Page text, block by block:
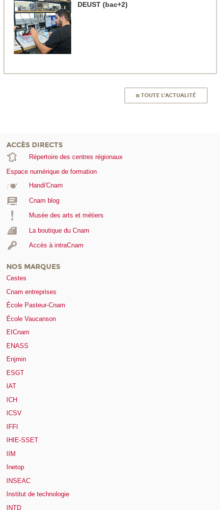
DEUST (bac+2)
◙ TOUTE L'ACTUALITÉ
ACCÈS DIRECTS
Répertoire des centres régionaux
Espace numérique de formation
Handi'Cnam
Cnam blog
Musée des arts et métiers
La boutique du Cnam
Accès à intraCnam
NOS MARQUES
Cestes
Cnam entreprises
École Pasteur-Cnam
École Vaucanson
EICnam
ENASS
Enjmin
ESGT
IAT
ICH
ICSV
IFFI
IHIE-SSET
IIM
Inetop
INSEAC
Institut de technologie
INTD